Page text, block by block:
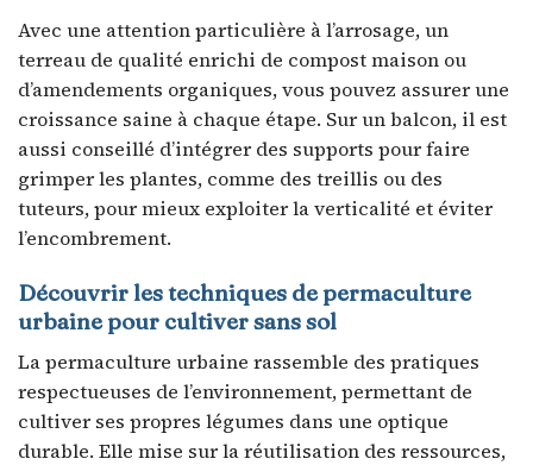
Avec une attention particulière à l’arrosage, un
terreau de qualité enrichi de compost maison ou
d’amendements organiques, vous pouvez assurer une
croissance saine à chaque étape. Sur un balcon, il est
aussi conseillé d’intégrer des supports pour faire
grimper les plantes, comme des treillis ou des
tuteurs, pour mieux exploiter la verticalité et éviter
l’encombrement.
Découvrir les techniques de permaculture
urbaine pour cultiver sans sol
La permaculture urbaine rassemble des pratiques
respectueuses de l’environnement, permettant de
cultiver ses propres légumes dans une optique
durable. Elle mise sur la réutilisation des ressources,